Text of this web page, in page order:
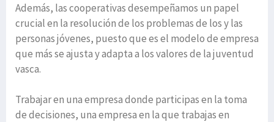
Además, las cooperativas desempeñamos un papel
crucial en la resolución de los problemas de los y las
personas jóvenes, puesto que es el modelo de empresa
que más se ajusta y adapta a los valores de la juventud
vasca.
Trabajar en una empresa donde participas en la toma
de decisiones, una empresa en la que trabajas en